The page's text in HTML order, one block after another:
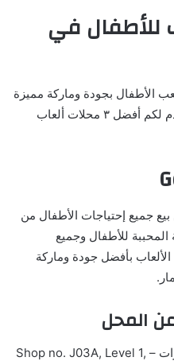
للأطفال في
الأطفال بجودة وماركة مميزة
وبأسعار تناسب الجميع، وسوف نقدم لكم أفضل ٣ محلات ألعاب
جميع إحتياجات الأطفال من
للأطفال وجميع
بأفضل جودة وماركة
المحل
: يقع المحل في مول الامارات – Shop no. J03A, Level 1,